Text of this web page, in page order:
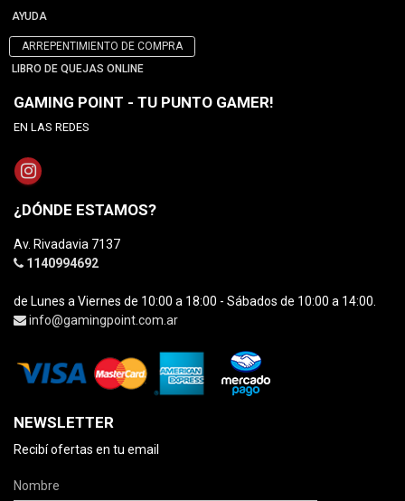
AYUDA
ARREPENTIMIENTO DE COMPRA
LIBRO DE QUEJAS ONLINE
GAMING POINT - TU PUNTO GAMER!
EN LAS REDES
¿DÓNDE ESTAMOS?
Av. Rivadavia 7137
1140994692
de Lunes a Viernes de 10:00 a 18:00 - Sábados de 10:00 a 14:00.
info@gamingpoint.com.ar
NEWSLETTER
Recibí ofertas en tu email